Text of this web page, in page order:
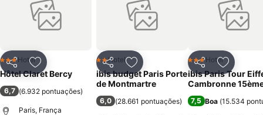
frigorifico, secador de cabelo, casa de banho ou suite, dependendo
do tipo de quarto, banheira ou duche, telefone, canais de televisão
disponíveis por satélite, comodidades para fazer Café / Chá,
24 horas por dia, jornais diários, quartos familiares, elevador,
aquecimento central. Tem outras comodidades como Centro de
Negócios, Lavandaria, Fax/Fotocopiadora e Multibanco no local. A
Internet Wi-Fi encontra-se disponível por todo o hotel e é gratuita. O
Estacionamento é público e pago.
PartilharAdicionar aos favoritos
3 Estrelas
Hotel
Hôtel Claret Bercy
6,7 (6.932 pontuações)
Paris, França
PartilharAdicionar aos favoritos
2 Estrelas
Hotel
ibis budget Paris Porte
de Montmartre
6,0 (28.661 pontuações)
Partilhar
3 Estrelas
Hotel
ibis Paris Tour
Cambronne
7,5 Boa (15.534